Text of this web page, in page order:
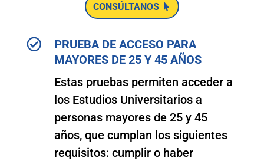
CONSÚLTANOS

PRUEBA DE ACCESO PARA
MAYORES DE 25 Y 45 AÑOS
Estas pruebas permiten acceder a
los Estudios Universitarios a
personas mayores de 25 y 45
años, que cumplan los siguientes
requisitos: cumplir o haber